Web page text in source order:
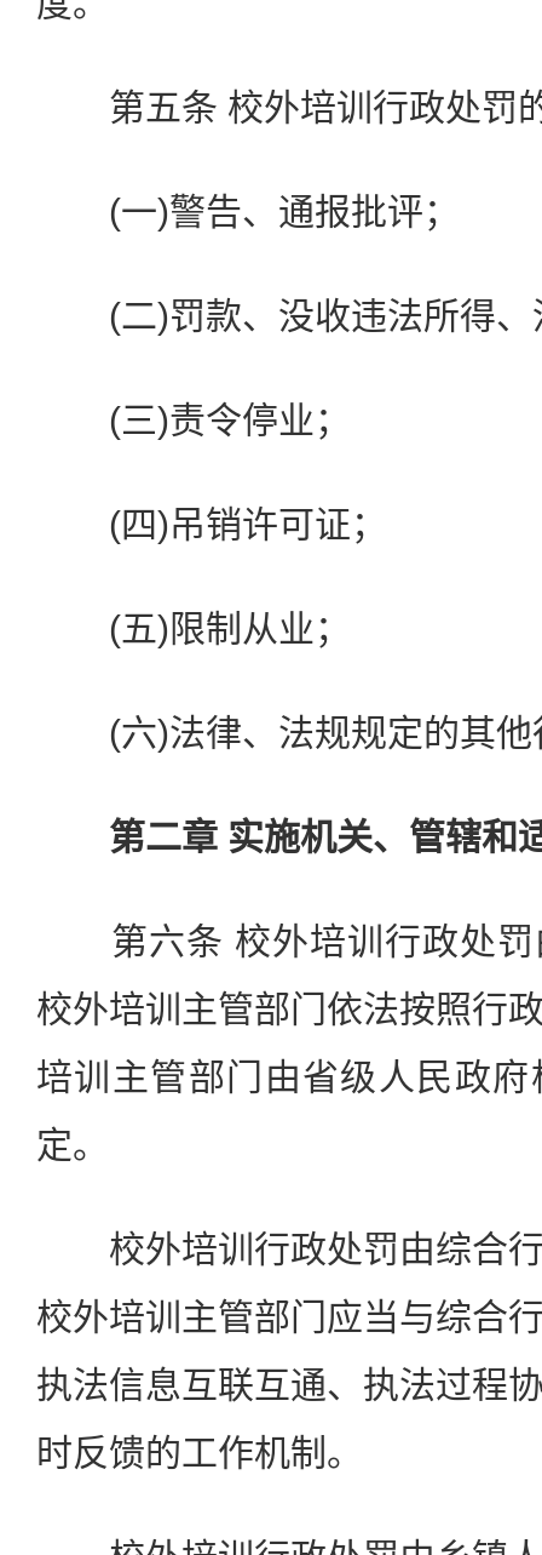
第五条 校外培训行政处罚
(一)警告、通报批评；
(二)罚款、没收违法所得、
(三)责令停业；
(四)吊销许可证；
(五)限制从业；
(六)法律、法规规定的其他
第二章 实施机关、管辖和
第六条 校外培训行政处罚
校外培训主管部门依法按照行
培训主管部门由省级人民政
定。
校外培训行政处罚由综合行
校外培训主管部门应当与综合
执法信息互联互通、执法过程
时反馈的工作机制。